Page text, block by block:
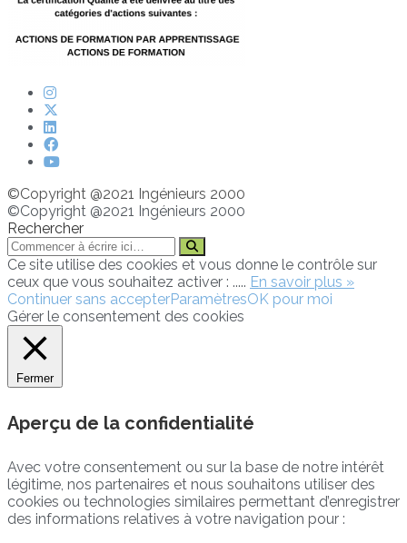
©Copyright @2021 Ingénieurs 2000
©Copyright @2021 Ingénieurs 2000
Rechercher
Ce site utilise des cookies et vous donne le contrôle sur
ceux que vous souhaitez activer : ..... En savoir plus »
Continuer sans accepterParamètresOK pour moi
Gérer le consentement des cookies
Fermer
Aperçu de la confidentialité
Avec votre consentement ou sur la base de notre intérêt
légitime, nos partenaires et nous souhaitons utiliser des
cookies ou technologies similaires permettant d’enregistrer
des informations relatives à votre navigation pour :